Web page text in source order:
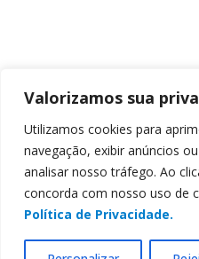
Valorizamos sua
Utilizamos cookies para
navegação, exibir anúncios
analisar nosso tráfego. Ao
concorda com nosso uso de
Política de Privacidade.